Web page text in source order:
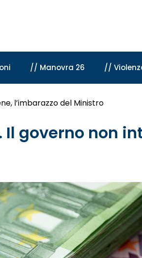
// Manovra 26 //
l’imbarazzo del Ministro
governo non